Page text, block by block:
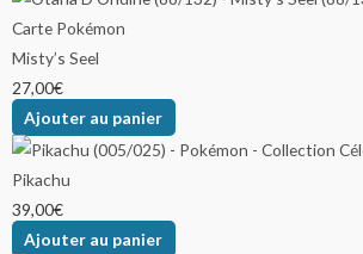
Misty’s Seel
27,00€
Ajouter au panier
Pikachu
39,00€
Ajouter au panier